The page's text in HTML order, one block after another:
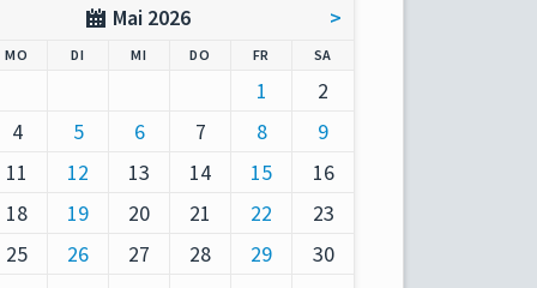
Mai 2026 >
MO DIENSTAG
MITTWOCH
DO NNERSTAG
FR SA
1
2
4 5 6 7 8
9
11 12 13 14 15
16
18 19 20 21 22
23
25 26 27 28 29
30